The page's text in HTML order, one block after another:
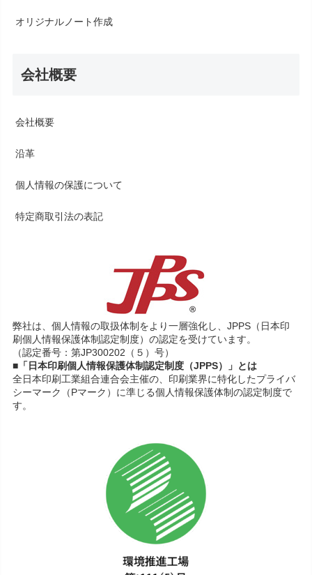
オリジナルノート作成
会社概要
会社概要
沿革
個人情報の保護について
特定商取引法の表記
弊社は、個人情報の取扱体制をより一層強化し、JPPS（日本印
刷個人情報保護体制認定制度）の認定を受けています。
（認定番号：第JP300202（５）号）
■「日本印刷個人情報保護体制認定制度（JPPS）」とは
全日本印刷工業組合連合会主催の、印刷業界に特化したプライバ
シーマーク（Pマーク）に準じる個人情報保護体制の認定制度で
す。